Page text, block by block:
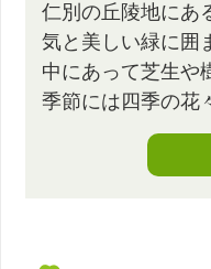
仁別の丘陵地にあ
気と美しい緑に囲
中にあって芝生や
季節には四季の花